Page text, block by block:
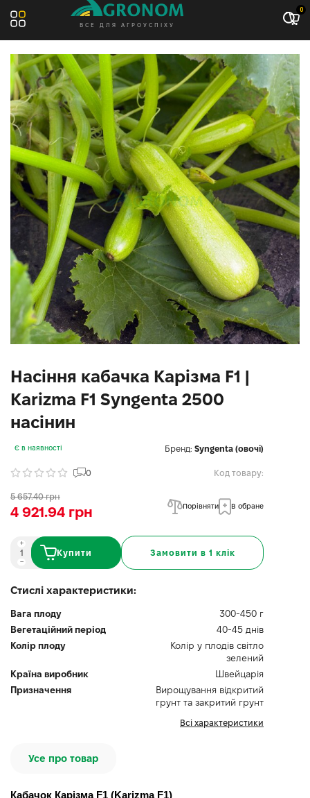
ВСЕ ДЛЯ АГРОУСПІХУ
0
Насіння кабачка Карізма F1 |
Karizma F1 Syngenta 2500
насінин
Є в наявності Бренд: Syngenta (овочі)
0 Код товару:
5 657.40 грн
4 921.94 грн Порівняти В обране
Купити Замовити в 1 клік
Стислі характеристики:
Вага плоду
300-450 г
Вегетаційний період
40-45 днів
Колір плоду
Колір у плодів світло
зелений
Країна виробник
Швейцарія
Призначення
Вирощування відкритий
грунт та закритий грунт
Всі характеристики
Усе про товар
Кабачок Карізма F1 (Karizma F1)